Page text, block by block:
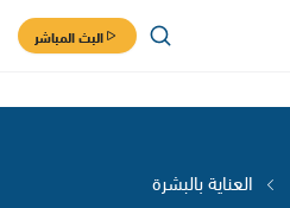
البث المباشر
العناية بالبشرة